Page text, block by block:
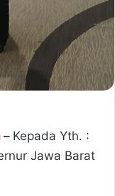
– Kepada Yth. :
Jawa Barat